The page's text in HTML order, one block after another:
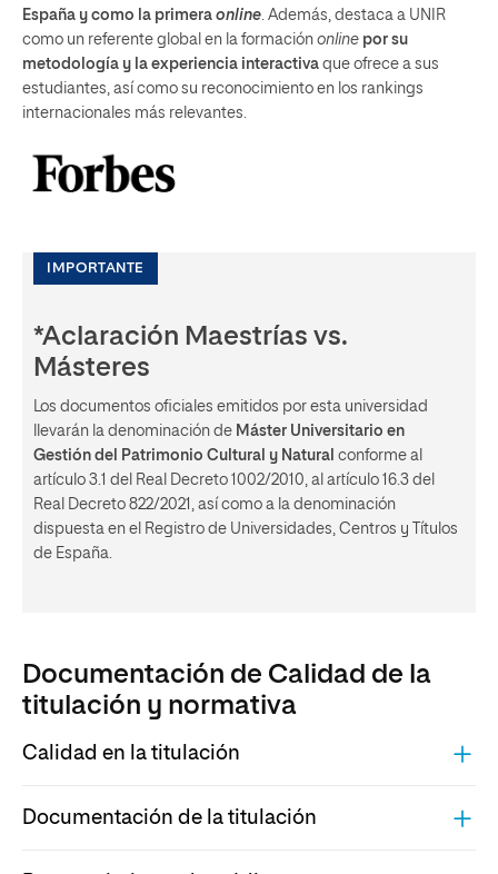
España y como la primera online. Además, destaca a UNIR
como un referente global en la formación online por su
metodología y la experiencia interactiva que ofrece a sus
estudiantes, así como su reconocimiento en los rankings
internacionales más relevantes.
IMPORTANTE
*Aclaración Maestrías vs.
Másteres
Los documentos oficiales emitidos por esta universidad
llevarán la denominación de Máster Universitario en
Gestión del Patrimonio Cultural y Natural conforme al
artículo 3.1 del Real Decreto 1002/2010, al artículo 16.3 del
Real Decreto 822/2021, así como a la denominación
dispuesta en el Registro de Universidades, Centros y Títulos
de España.
Documentación de Calidad de la
titulación y normativa
Calidad en la titulación
COMPOSICIÓN DE LA UCT
Documentación de la titulación